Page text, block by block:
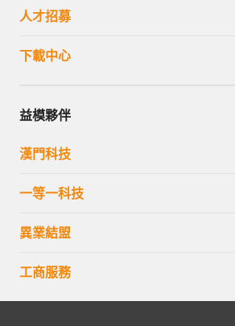
人才招募
下載中心
益模夥伴
漢門科技
一等一科技
異業結盟
工商服務